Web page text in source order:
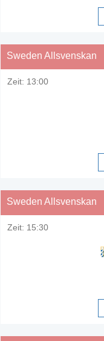
Sweden Allsvenskan
Zeit: 13:00
Sweden Allsvenskan
Zeit: 15:30